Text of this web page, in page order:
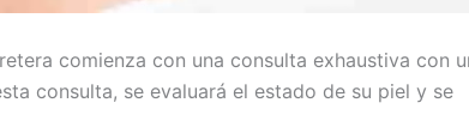
comienza con una consulta exhaustiva con
consulta, se evaluará el estado de su piel y se